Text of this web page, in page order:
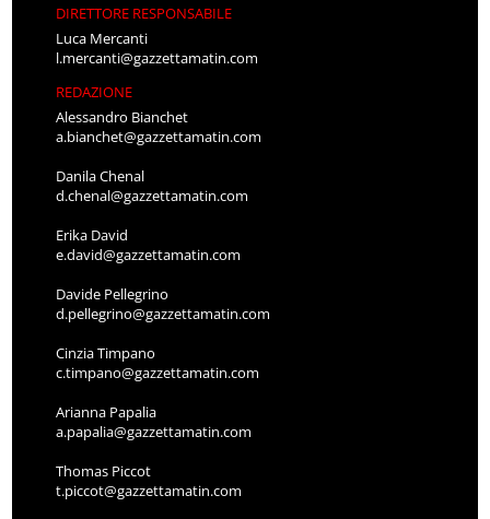
DIRETTORE RESPONSABILE
Luca Mercanti
l.mercanti@gazzettamatin.com
REDAZIONE
Alessandro Bianchet
a.bianchet@gazzettamatin.com
Danila Chenal
d.chenal@gazzettamatin.com
Erika David
e.david@gazzettamatin.com
Davide Pellegrino
d.pellegrino@gazzettamatin.com
Cinzia Timpano
c.timpano@gazzettamatin.com
Arianna Papalia
a.papalia@gazzettamatin.com
Thomas Piccot
t.piccot@gazzettamatin.com